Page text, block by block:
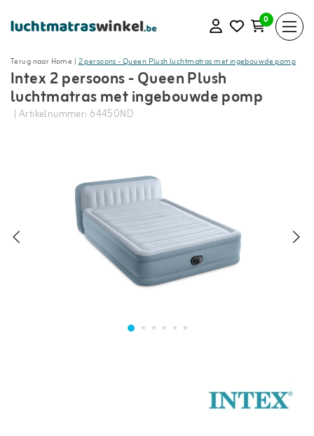
0
Terug naar Home |2 persoons - Queen Plush luchtmatras met ingebouwde pomp
Intex 2 persoons - Queen Plush
luchtmatras met ingebouwde pomp
| Artikelnummer: 64450ND